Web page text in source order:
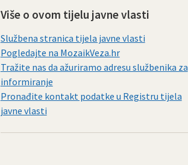
Više o ovom tijelu javne vlasti
Službena stranica tijela javne vlasti
Pogledajte na MozaikVeza.hr
Tražite nas da ažuriramo adresu službenika za
informiranje
Pronađite kontakt podatke u Registru tijela
javne vlasti